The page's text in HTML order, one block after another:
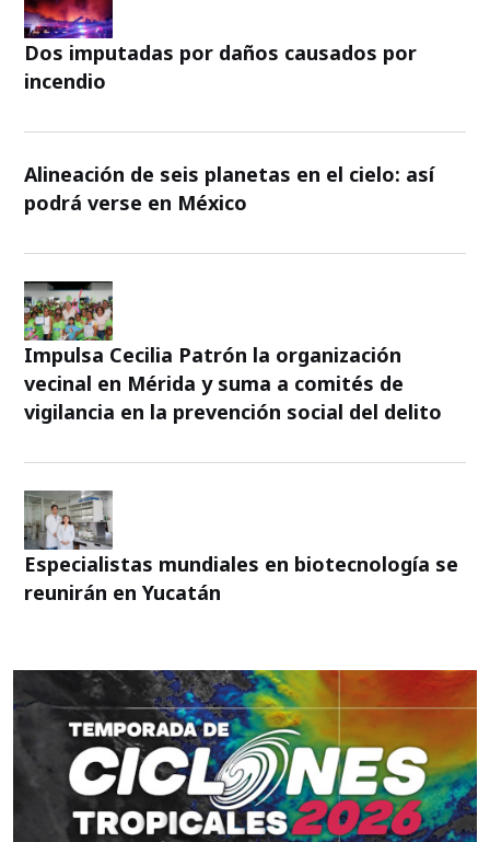
Dos imputadas por daños causados por
incendio
Alineación de seis planetas en el cielo: así
podrá verse en México
Impulsa Cecilia Patrón la organización
vecinal en Mérida y suma a comités de
vigilancia en la prevención social del delito
Especialistas mundiales en biotecnología se
reunirán en Yucatán